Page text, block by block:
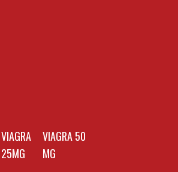
VIAGRA
25MG
VIAGRA 50
MG